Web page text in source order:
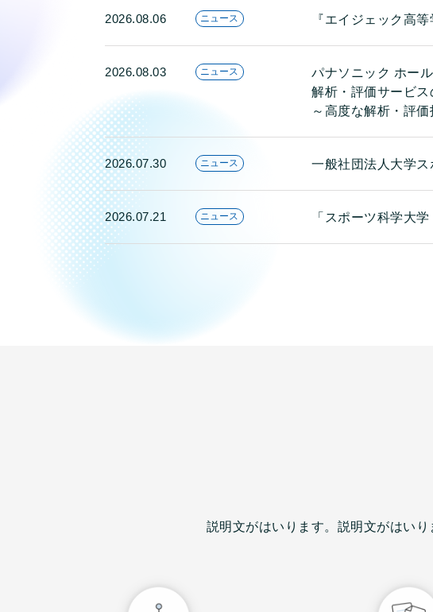
2026.08.06 ニュース 『エイジェック高
2026.08.03 ニュース
パナソニック ホー
解析・評価サービ
～高度な解析・評
2026.07.30 ニュース 一般社団法人大学
2026.07.21 ニュース 「スポーツ科学大
説明文がはいります。説明文がはい